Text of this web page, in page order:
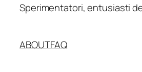
Sperimentatori, entusiasti
ABOUTFAQ